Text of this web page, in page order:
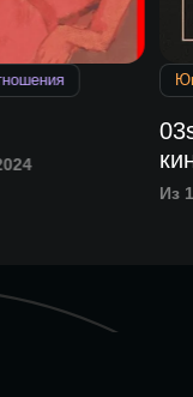
Из